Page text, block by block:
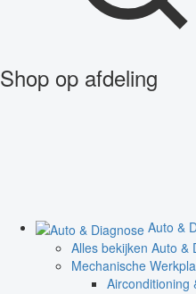
Shop op afdeling
Auto &
Alles bekijken Auto &
Mechanische
Airconditioning